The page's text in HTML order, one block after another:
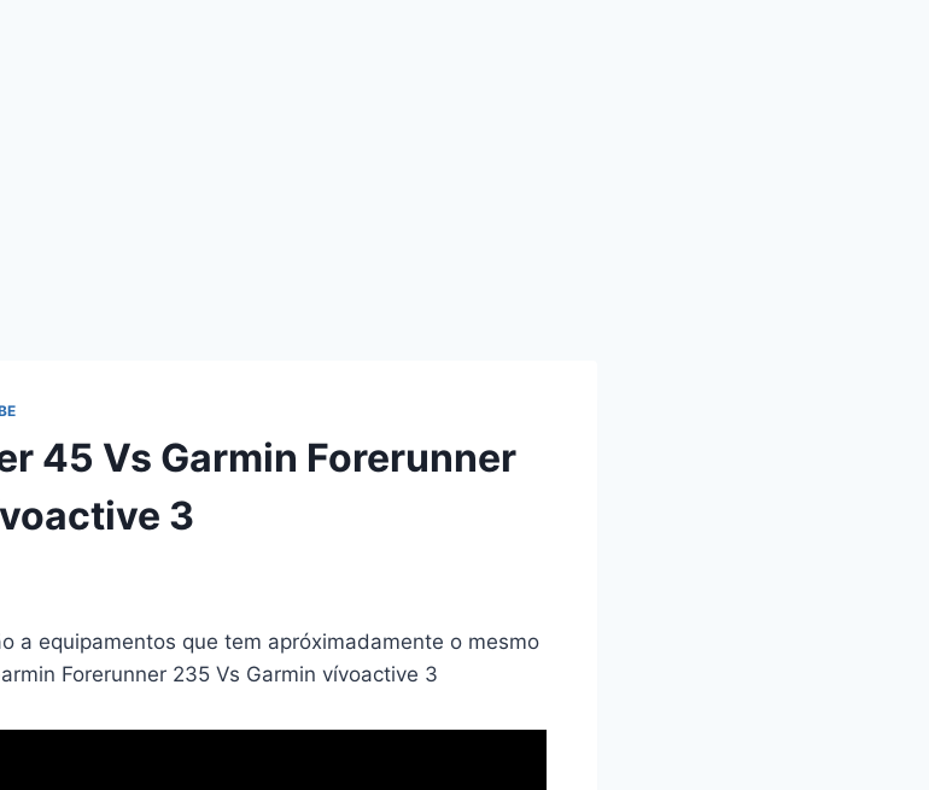
45 Vs Garmin Forerunner
3
a equipamentos que tem apróximadamente o mesmo
Forerunner 235 Vs Garmin vívoactive 3